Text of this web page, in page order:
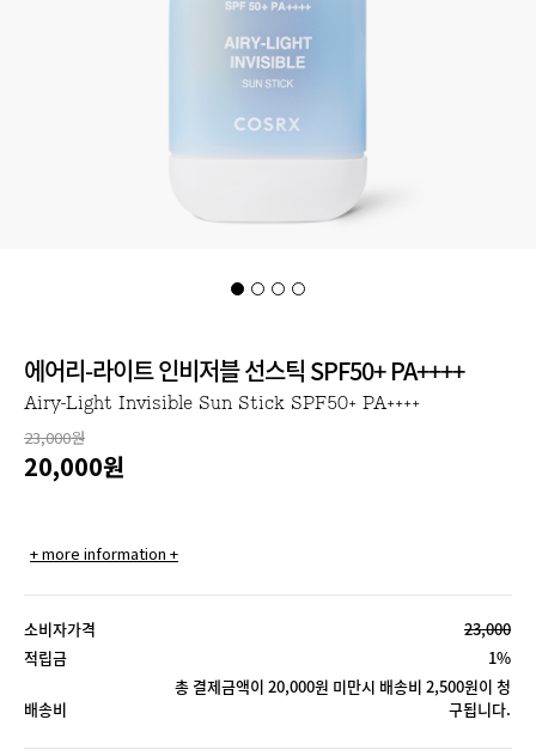
에어리-라이트 인비저블 선스틱 SPF50+ PA++++
Airy-Light Invisible Sun Stick SPF50+ PA++++
23,000원
20,000원
+ more information +
소비자가격
23,000
적립금
1%
배송비
총 결제금액이 20,000원 미만시 배송비 2,500원이 청
구됩니다.